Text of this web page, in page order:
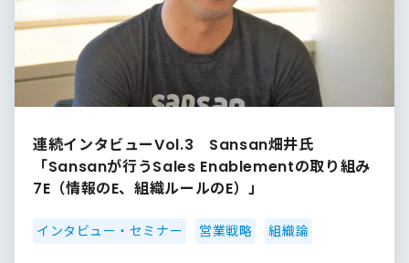
連続インタビューVol.3 Sansan畑井氏
「Sansanが行うSales Enablementの取り組み
7E（情報のE、組織ルールのE）」
インタビュー・セミナー 営業戦略 組織論